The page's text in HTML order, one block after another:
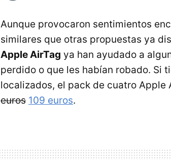
Aunque provocaron sentimientos
similares que otras propuestas ya
Apple AirTag ya han ayudado a
perdido o que les habían robado. Si
localizados, el pack de cuatro
euros 109 euros.